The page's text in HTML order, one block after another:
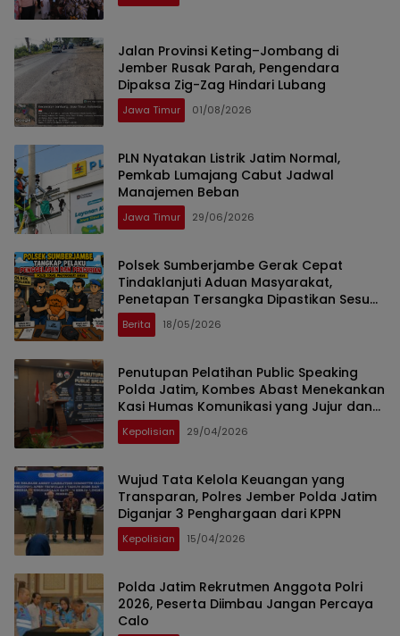
Jalan Provinsi Keting–Jombang di
Jember Rusak Parah, Pengendara
Dipaksa Zig-Zag Hindari Lubang
Jawa Timur 01/08/2026
PLN Nyatakan Listrik Jatim Normal,
Pemkab Lumajang Cabut Jadwal
Manajemen Beban
Jawa Timur 29/06/2026
Polsek Sumberjambe Gerak Cepat
Tindaklanjuti Aduan Masyarakat,
Penetapan Tersangka Dipastikan Sesuai
Prosedur
Berita 18/05/2026
Penutupan Pelatihan Public Speaking
Polda Jatim, Kombes Abast Menekankan
Kasi Humas Komunikasi yang Jujur dan
Transparan
Kepolisian 29/04/2026
Wujud Tata Kelola Keuangan yang
Transparan, Polres Jember Polda Jatim
Diganjar 3 Penghargaan dari KPPN
Kepolisian 15/04/2026
Polda Jatim Rekrutmen Anggota Polri
2026, Peserta Diimbau Jangan Percaya
Calo